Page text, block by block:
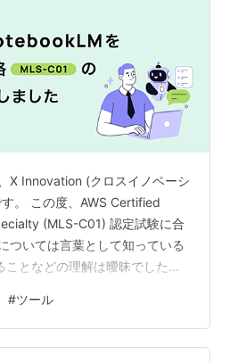
X Innovation (クロスイノベーシ
。 この度、AWS Certified
(MLS-C01) 認定試験に合
ついては言葉として知っている
ことなどの理解は曖昧でした。
来ることを増やしたいと思
今回はUdemyのビデオ教材を活
のAIノートブックツール
#ツール